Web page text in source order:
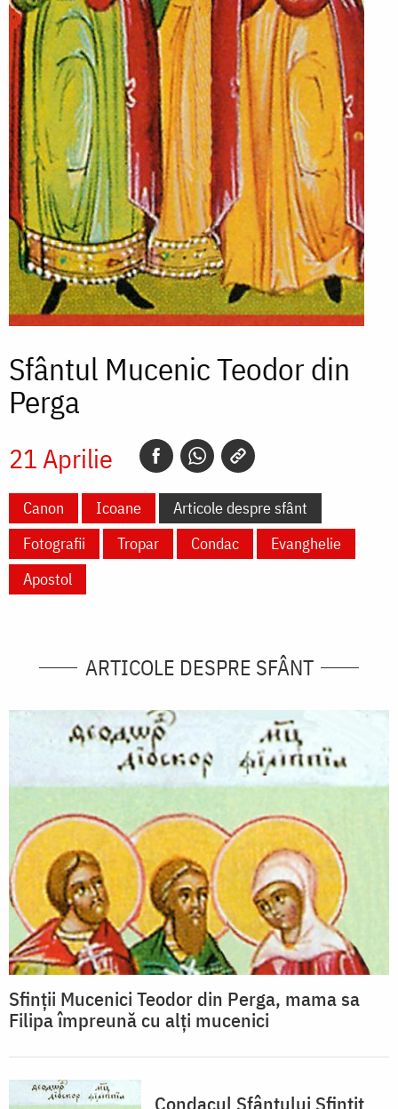
Sfântul Mucenic Teodor din
Perga
21 Aprilie
Canon Icoane
Articole despre sfânt
Fotografii
Tropar Condac
Evanghelie
Apostol
ARTICOLE DESPRE SFÂNT
Sfinții Mucenici Teodor din Perga, mama sa
Filipa împreună cu alți mucenici
Condacul Sfântului Sfinţit